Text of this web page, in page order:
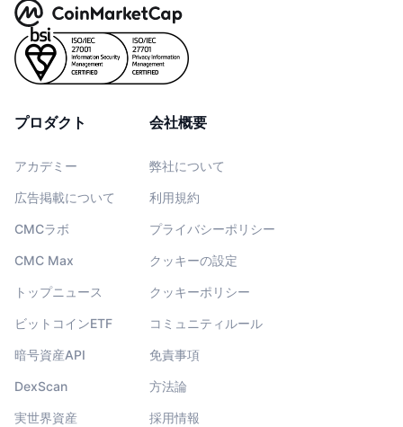
プロダクト
アカデミー
広告掲載について
CMCラボ
CMC Max
トップニュース
ビットコインETF
暗号資産API
DexScan
実世界資産
会社概要
弊社について
利用規約
プライバシーポリシー
クッキーの設定
クッキーポリシー
コミュニティルール
免責事項
方法論
採用情報